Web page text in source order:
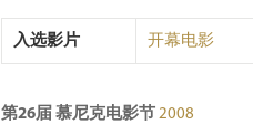
入选影片 开幕电影
第26届 慕尼克电影节 2008